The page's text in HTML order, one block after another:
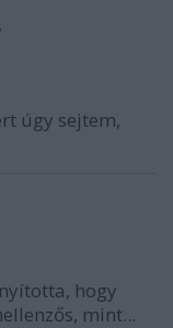
úgy sejtem,
hogy
mint...